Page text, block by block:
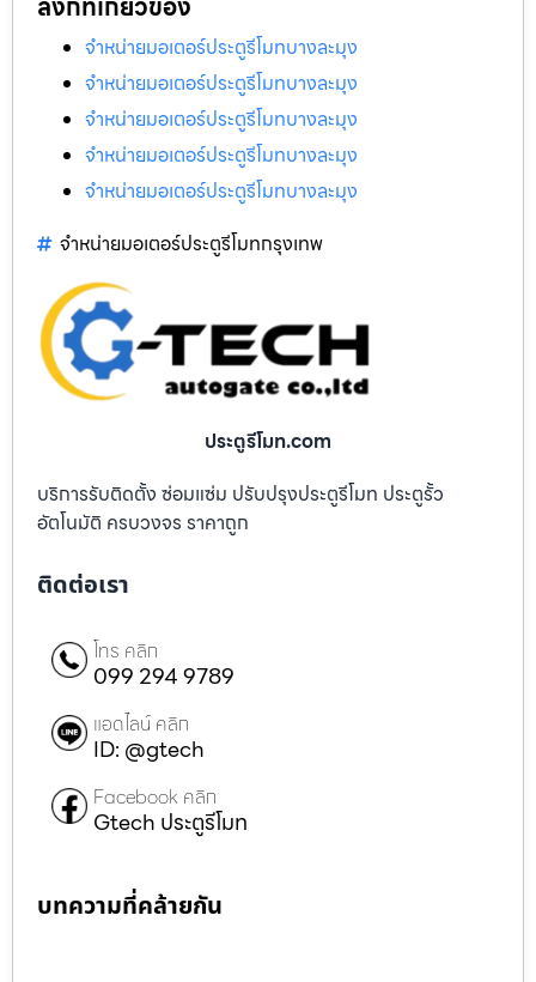
จำหน่ายมอเตอร์ประตูรีโมทบางละมุง
จำหน่ายมอเตอร์ประตูรีโมทบางละมุง
จำหน่ายมอเตอร์ประตูรีโมทบางละมุง
จำหน่ายมอเตอร์ประตูรีโมทบางละมุง
จำหน่ายมอเตอร์ประตูรีโมทบางละมุง
จำหน่ายมอเตอร์ประตูรีโมทกรุงเทพ
ประตูรีโมท.com
บริการรับติดตั้ง ซ่อมแซ่ม ปรับปรุงประตูรีโมท ประตูรั้ว
อัตโนมัติ ครบวงจร ราคาถูก
ติดต่อเรา
โทร คลิก
099 294 9789
แอดไลน์ คลิก
ID: @gtech
Facebook คลิก
Gtech ประตูรีโมท
บทความที่คล้ายกัน